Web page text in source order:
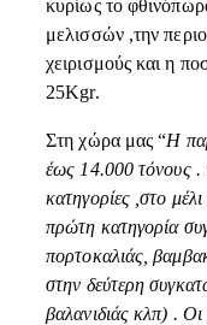
κυρίως το
μελισσών ,την
χειρισμούς και η
25Kgr.
Στη χώρα μας “Η
έως 14.000 τόνους .
κατηγορίες ,στο
πρώτη κατηγορία
πορτοκαλιάς,
στην δεύτερη
βαλανιδιάς κλπ) .